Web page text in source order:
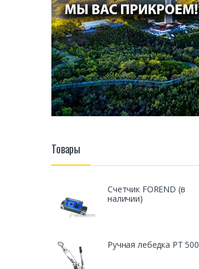
Товары
Счетчик FOREND (в
наличии)
Ручная лебедка PT 500